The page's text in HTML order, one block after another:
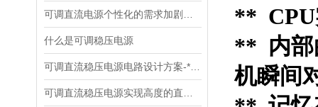
什么是可调稳压电源
** CPU
** 内
机瞬间